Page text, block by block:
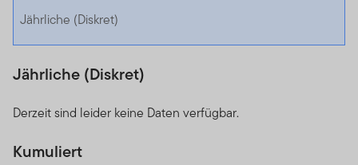
Jährliche (Diskret)
Jährliche (Diskret)
Derzeit sind leider keine Daten verfügbar.
Kumuliert